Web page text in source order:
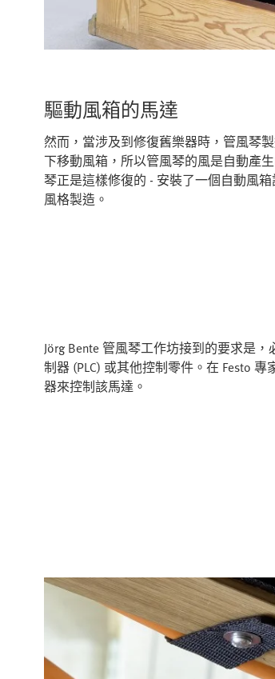
驅動風箱的馬達
然而，當涉及到修復舊樂器時，管風琴
下移動風箱，所以管風琴的風是自動產
琴正是這樣修復的 - 安裝了一個自動風
風格製造。
Jörg Bente 管風琴工作坊接到的要求是
制器 (PLC) 或其他控制零件。在 Festo
器來控制該馬達。